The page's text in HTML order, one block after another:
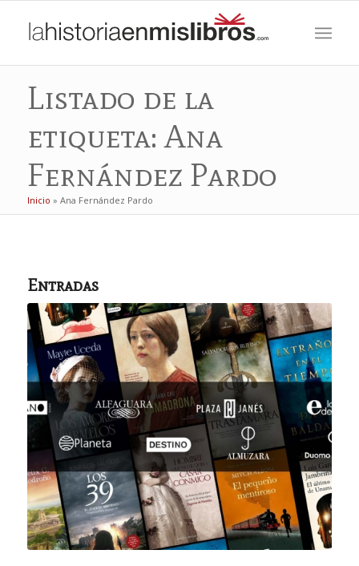
Listado de la
etiqueta: Ana
Fernández Pardo
Inicio » Ana Fernández Pardo
Entradas